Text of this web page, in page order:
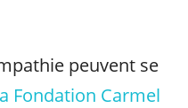
peuvent se
Fondation Carmel